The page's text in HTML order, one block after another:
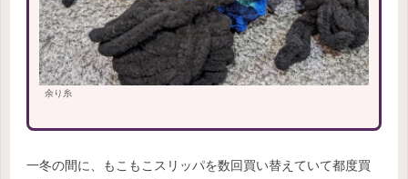
余り糸
一冬の間に、もこもこスリッパを数回買い替えていて都度買